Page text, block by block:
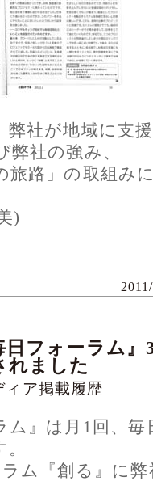
弊社が地域に支
弊社の強み、
旅路」の取組み
)
日フォーラム
れました
ィア掲載履歴
ム』は月1回、
ム『創る』に